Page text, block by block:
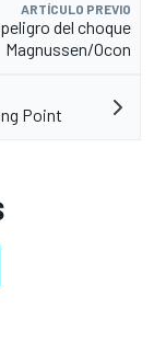
ARTÍCULO PREVIO
del choque
Magnussen/Ocon
Point